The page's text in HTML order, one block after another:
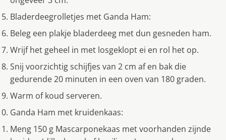
Bladerdeegrolletjes met Ganda Ham:
Beleg een plakje bladerdeeg met dun gesneden ham.
Wrijf het geheel in met losgeklopt ei en rol het op.
Snij voorzichtig schijfjes van 2 cm af en bak die
gedurende 20 minuten in een oven van 180 graden.
Warm of koud serveren.
Ganda Ham met kruidenkaas:
Meng 150 g Mascarponekaas met voorhanden zijnde